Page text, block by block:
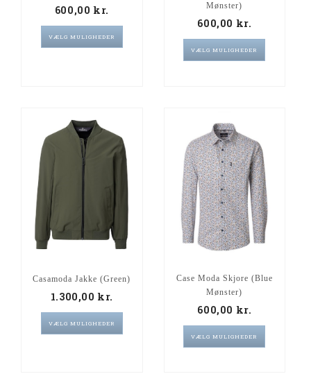
600,00kr.
VÆLG MULIGHEDER
Mønster)
600,00 kr.
VÆLG MULIGHEDER
Casamoda Jakke (Green)
1.300,00kr.
VÆLG MULIGHEDER
Case Moda Skjore (Blue
Mønster)
600,00 kr.
VÆLG MULIGHEDER